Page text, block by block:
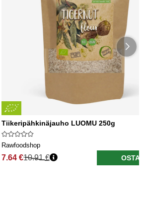
Tiikeripähkinäjauho LUOMU 250g
Rawfoodshop
7.64 €10.91 € OSTA